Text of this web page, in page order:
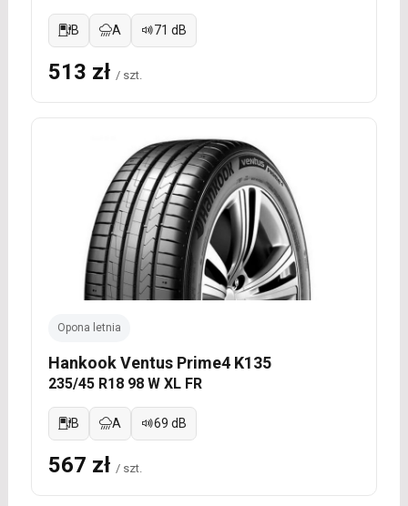
B A 71 dB
513 zł / szt.
Opona letnia
Hankook Ventus Prime4 K135
235/45 R18 98 W XL FR
B A 69 dB
567 zł / szt.